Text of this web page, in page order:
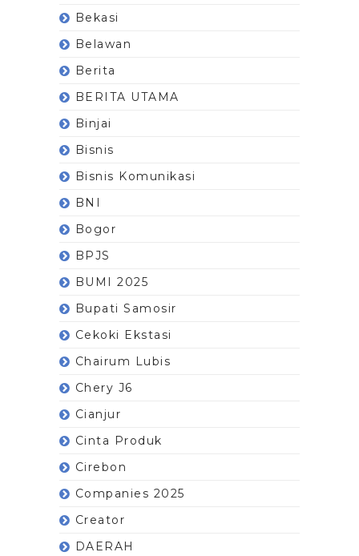
Bekasi
Belawan
Berita
BERITA UTAMA
Binjai
Bisnis
Bisnis Komunikasi
BNI
Bogor
BPJS
BUMI 2025
Bupati Samosir
Cekoki Ekstasi
Chairum Lubis
Chery J6
Cianjur
Cinta Produk
Cirebon
Companies 2025
Creator
DAERAH